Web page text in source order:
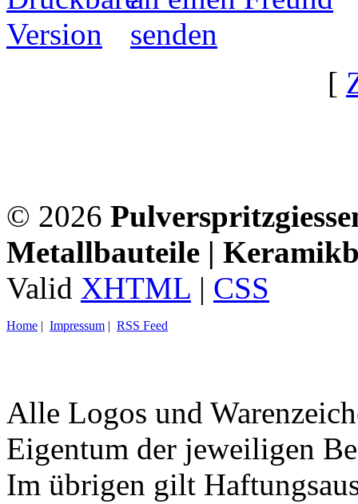
[
© 2026
Metallbauteile |
Valid XHTML | CSS
Home | Impressum | RSS Feed
Alle Logos und
Eigentum der jeweiligen
Im übrigen gilt